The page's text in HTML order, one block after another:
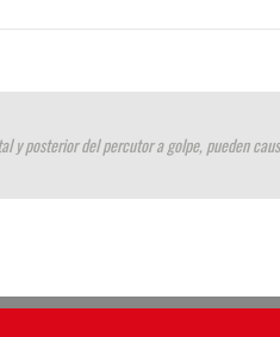
y posterior del percutor a golpe, pueden